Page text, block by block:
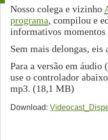
Nosso colega e vizinho
programa, compilou e
informativos momentos
Sem mais delongas, eis
Para a versão em
use o controlador
mp3. (18,1 MB)
Download: